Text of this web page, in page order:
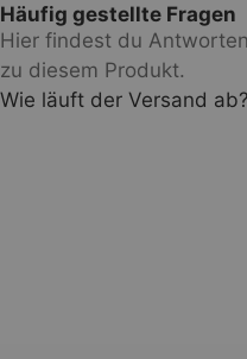
Häufig gestellte Fragen
Hier findest du
zu diesem Produkt.
Wie läuft der Versand ab?